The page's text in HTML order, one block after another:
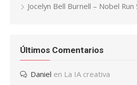
Jocelyn Bell Burnell – Nobel Run
Últimos Comentarios
Daniel en La IA creativa